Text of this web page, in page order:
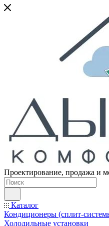
Проектирование, продажа и
Каталог
Кондиционеры (сплит-
Холодильные установки